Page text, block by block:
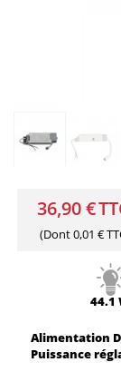
36,90 €
(Dont0,01 €
44.1
Alimentation
Puissance